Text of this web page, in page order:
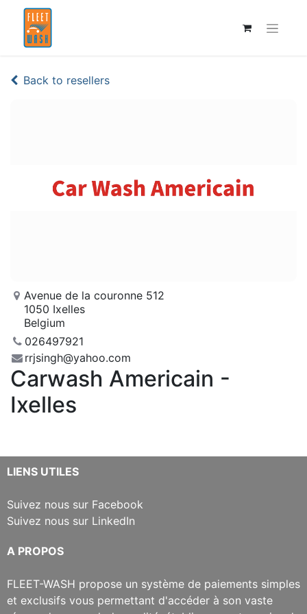
Back to resellers
Avenue de la couronne 512
1050 Ixelles
Belgium
026497921
rrjsingh@yahoo.com
Carwash Americain -
Ixelles
​LIENS UTILES
Suivez nous sur Facebook
Suivez nous sur LinkedIn
​A PROPOS
​FLEET-WASH propose un système de paiements simples
et exclusifs vous permettant d'accéder à son vaste